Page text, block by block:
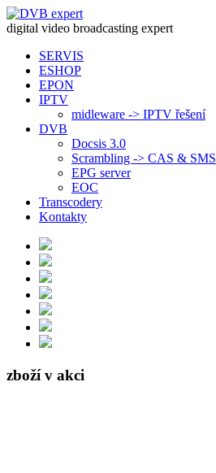
digital video broadcasting expert
SERVIS
ESHOP
EPON
IPTV
midleware -> IPTV řešení
DVB
Docsis 3.0
Scrambling -> CAS & SMS
EPG server
EOC
Transcodery
Kontakty
zboží v akci